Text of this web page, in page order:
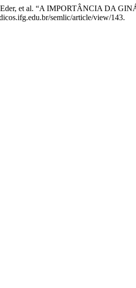
Eder, et al. “A IMPORTÂNCIA DA
semlic/article/view/143.